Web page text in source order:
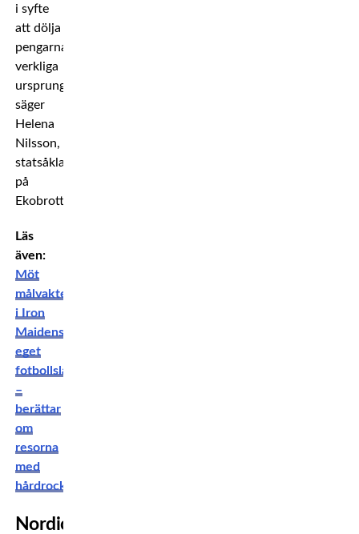
i syfte
att dölja
pengarnas
verkliga
ursprung,
säger
Helena
Nilsson,
statsåklagare
på
Ekobrottsmyndigheten.
Läs
även:
Möt
målvakten
i Iron
Maidens
eget
fotbollslag
–
berättar
om
resorna
med
hårdrockbandet
Nordic